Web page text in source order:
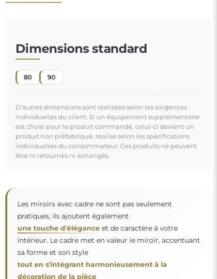
Dimensions standard
80 90
D'autres dimensions sont réalisées selon les exigences
individuelles du client. Si un équipement supplémentaire
est choisi pour le produit commandé, celui-ci devient un
produit non préfabriqué, réalisé selon les spécifications
individuelles du consommateur. Ces produits ne peuvent
être ni retournés ni échangés.
Les miroirs avec cadre ne sont pas seulement
pratiques, ils ajoutent également
une touche d'éléganceet de caractère à votre
intérieur. Le cadre met en valeur le miroir, accentuant
sa forme et son style
tout en s'intégrant harmonieusement à la
décoration de la pièce